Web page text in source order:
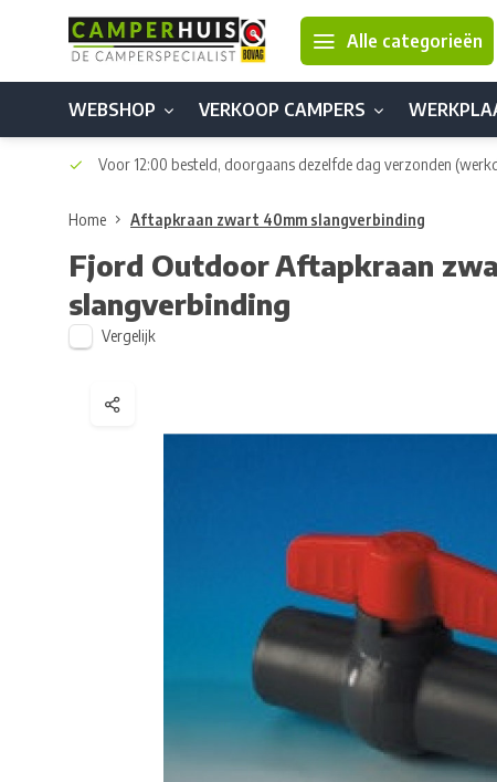
Alle categorieën
WEBSHOP VERKOOP CAMPERS
Voor 12:00 besteld, doorgaans dezelfde dag verzonden
Home Aftapkraan zwart 40mm slangverbinding
Fjord OutdoorAftapkraan
slangverbinding
Vergelijk